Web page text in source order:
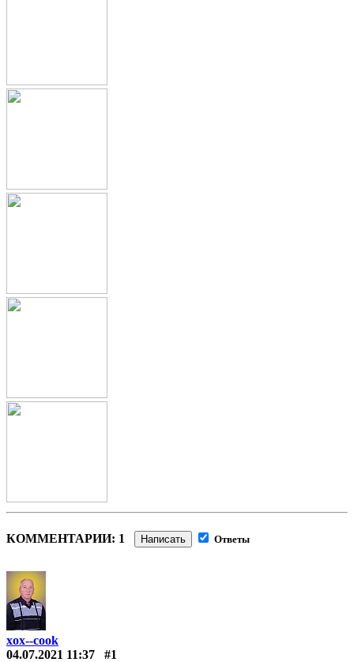
КОММЕНТАРИИ: 1 Написать Ответы
xox--cook
04.07.2021 11:37
#1